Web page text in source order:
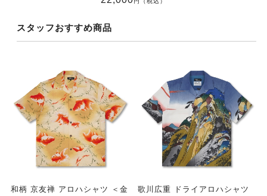
スタッフおすすめ商品
和柄 京友禅 アロハシャツ ＜金
歌川広重 ドライアロハシャツ